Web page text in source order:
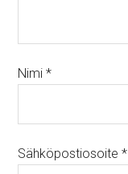
Nimi*
Sähköpostiosoite*